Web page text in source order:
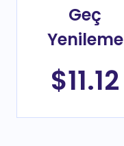
Geç
Yenileme
$11.12